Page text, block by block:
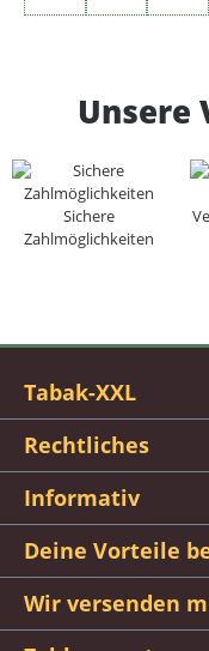
Unsere
Sichere
Zahlmöglichkeiten
Tabak-XXL
Rechtliches
Informativ
Deine Vorteile
Wir versenden